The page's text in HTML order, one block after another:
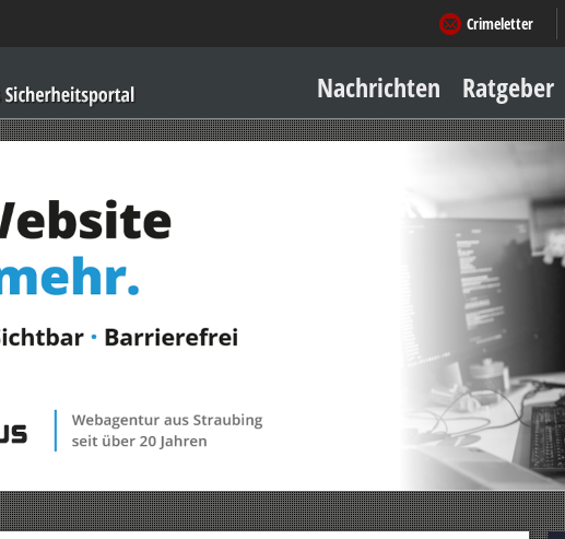
Crimeletter
Nachrichten Ratgeber
Sicher zu Hause
Geld & Einkauf
Amore & mehr
Mobiles Leben
Arbeitsleben